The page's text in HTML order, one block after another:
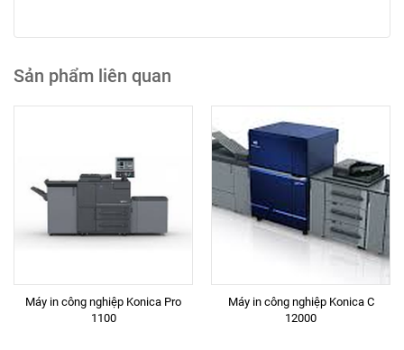
Sản phẩm liên quan
Máy in công nghiệp Konica Pro
1100
Máy in công nghiệp Konica C
12000